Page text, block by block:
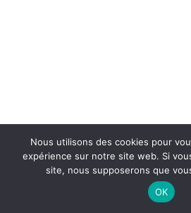
ILLUSION
Nous utilisons des cookies pour
expérience sur notre site web. Si
site, nous supposerons que
OK